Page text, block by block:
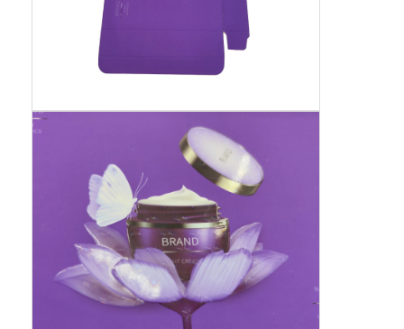
scatola di visualizzazione del contatore
Prodotti per la vendita al dettaglio
Borsa d'imballaggio della maschera facciale
Stampa di opuscoli su misura
Pacchetto rosso personalizzato